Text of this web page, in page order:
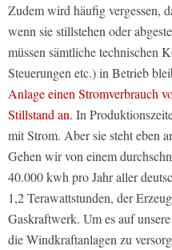
Zudem wird häufig vergessen,
wenn sie stillstehen oder
müssen sämtliche technischen
Steuerungen etc.) in Betrieb
Anlage einen Stromverbrauch
Stillstand an. In
mit Strom. Aber sie steht eben
Gehen wir von einem
40.000 kwh pro Jahr aller
1,2 Terawattstunden, der
Gaskraftwerk. Um es auf
die Windkraftanlagen zu